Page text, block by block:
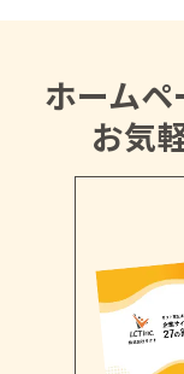
ホーム
お気